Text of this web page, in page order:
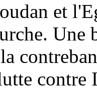
et
Une
contre